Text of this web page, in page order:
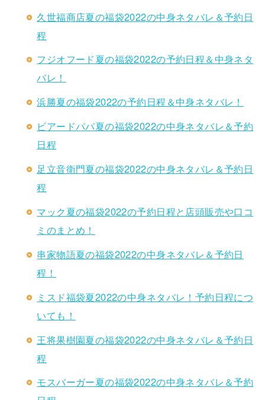
久世福商店夏の福袋2022の中身ネタバレ＆予約日
程
フジオフード夏の福袋2022の予約日程＆中身ネタ
バレ！
浜勝夏の福袋2022の予約日程＆中身ネタバレ！
ビアードパパ夏の福袋2022の中身ネタバレ＆予約
日程
足立音衛門夏の福袋2022の中身ネタバレ＆予約日
程
マック夏の福袋2022の予約日程と店頭販売や口コ
ミのまとめ！
串家物語夏の福袋2022の中身ネタバレ＆予約日
程！
ミスド福袋夏2022の中身ネタバレ！予約日程につ
いても！
王将果樹園夏の福袋2022の中身ネタバレ＆予約日
程
モスバーガー夏の福袋2022の中身ネタバレ＆予約